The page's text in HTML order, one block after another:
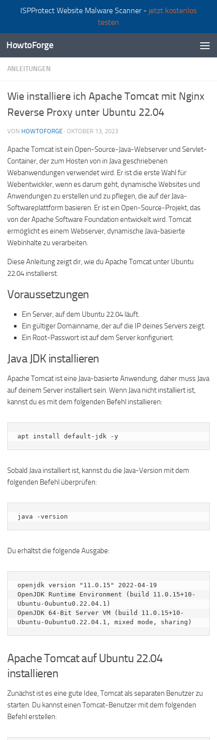
ISPProtect Website Malware Scanner - jetzt kostenlos
testen
Zum Inhalt springen
HowtoForge
ANLEITUNGEN
Wie installiere ich Apache Tomcat mit Nginx
Reverse Proxy unter Ubuntu 22.04
VON HOWTOFORGE · OKTOBER 13, 2023
Apache Tomcat ist ein Open-Source-Java-Webserver und Servlet-
Container, der zum Hosten von in Java geschriebenen
Webanwendungen verwendet wird. Er ist die erste Wahl für
Webentwickler, wenn es darum geht, dynamische Websites und
Anwendungen zu erstellen und zu pflegen, die auf der Java-
Softwareplattform basieren. Er ist ein Open-Source-Projekt, das
von der Apache Software Foundation entwickelt wird. Tomcat
ermöglicht es einem Webserver, dynamische Java-basierte
Webinhalte zu verarbeiten.
Diese Anleitung zeigt dir, wie du Apache Tomcat unter Ubuntu
22.04 installierst.
Voraussetzungen
Ein Server, auf dem Ubuntu 22.04 läuft.
Ein gültiger Domainname, der auf die IP deines Servers zeigt.
Ein Root-Passwort ist auf dem Server konfiguriert.
Java JDK installieren
Apache Tomcat ist eine Java-basierte Anwendung, daher muss Java
auf deinem Server installiert sein. Wenn Java nicht installiert ist,
kannst du es mit dem folgenden Befehl installieren:
apt install default-jdk -y
Sobald Java installiert ist, kannst du die Java-Version mit dem
folgenden Befehl überprüfen:
java -version
Du erhältst die folgende Ausgabe:
openjdk version "11.0.15" 2022-04-19
OpenJDK Runtime Environment (build 11.0.15+10-
Ubuntu-0ubuntu0.22.04.1)
OpenJDK 64-Bit Server VM (build 11.0.15+10-
Apache Tomcat auf Ubuntu 22.04
installieren
Zunächst ist es eine gute Idee, Tomcat als separaten Benutzer zu
starten. Du kannst einen Tomcat-Benutzer mit dem folgenden
Befehl erstellen: